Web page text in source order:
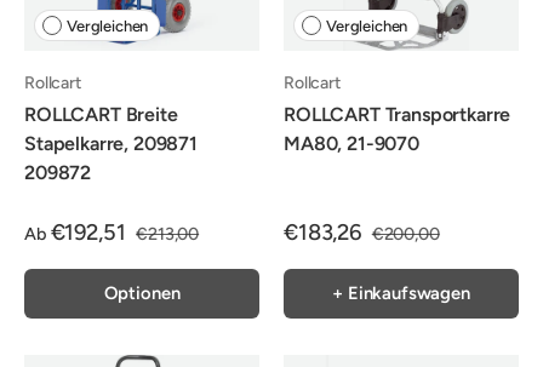
Vergleichen
Rollcart
ROLLCART Breite
Stapelkarre, 209871
209872
Ab €192,51 €213,00
Optionen
Vergleichen
Rollcart
ROLLCART Transportkarre
MA80, 21-9070
€183,26 €200,00
+ Einkaufswagen